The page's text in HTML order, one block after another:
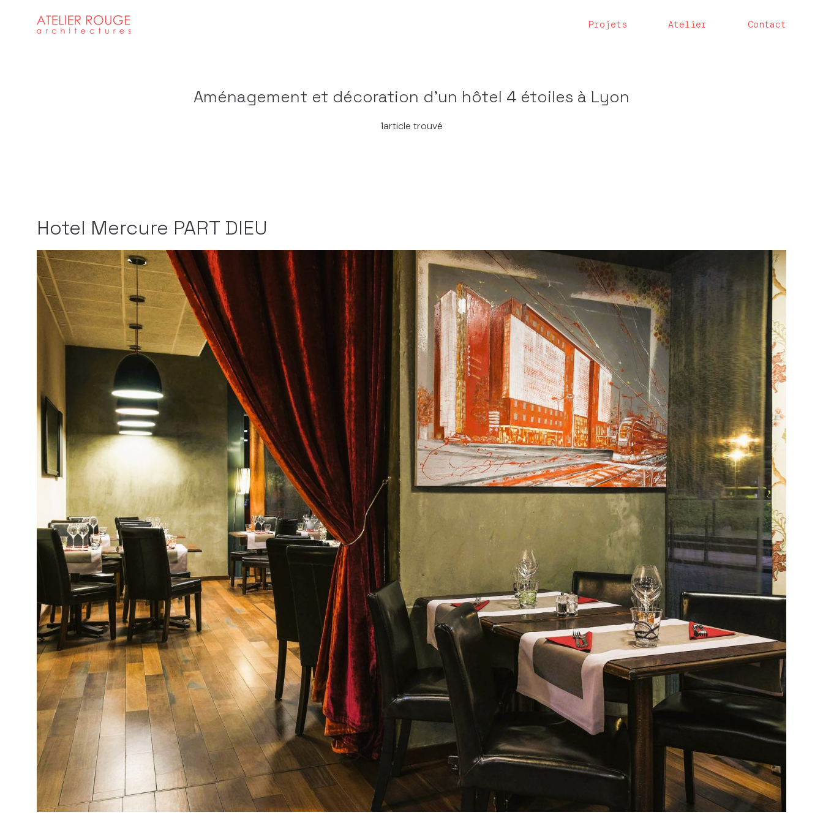
Projets Atelier Contact
Aménagement et décoration d’un hôtel 4 étoiles à Lyon
1article trouvé
Hotel Mercure PART DIEU